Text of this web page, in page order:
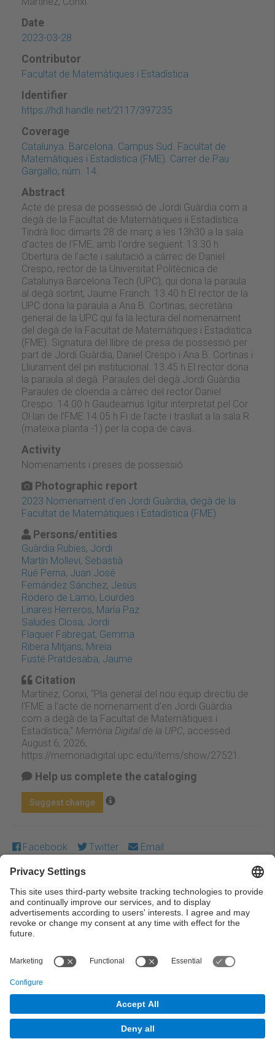
Date
2023-03-28
Contributor
Facultat de Matemàtiques i Estadística
Identifier
https://hdl.handle.net/2117/397235
Coverage
Catalunya. Barcelona. Campus Sud. Facultat de
Matemàtiques i Estadística (FME). Carrer de Pau
Gargallo, núm. 14.
Abstract
Acte de presa de possessió de Jordi Guàrdia com a
degà de la Facultat de Matemàtiques ii Estadística.
Tindrà lloc dimarts 28 de març a les 13h30 a la sala
d'actes de l'FME, amb l'ordre següent: 13.30 h
Obertura de l’acte i salutació a càrrec de Daniel
Crespo, rector de la Universitat Politècnica de
Catalunya·Barcelona Tech (UPC), qui dona la paraula
al degà sortint, Jaume Franch. 13.40 h El rector de la
UPC dona la paraula a Ana B. Cortinas, secretària
general de la UPC qui fa la lectura del nomenament
del degà de la Facultat de Matemàtiques i Estadística
(FME). Signatura del llibre de presa de possessió per
part de Jordi Guàrdia, Daniel Crespo i Ana B. Cortinas i
Lliurament del pin institucional. 13.45 h El rector dona
la paraula al degà. Paraules del degà Jordi Guàrdia.
Paraules de cloenda a càrrec del rector Daniel
Crespo. 14.00 h Gaudeamus Igitur interpretat pel Cor
Ol·lari de l’FME 14.05 h Fi de l’acte i trasllat a la sala R
(mateixa planta -1) per la copa de cava.
Activity
Nomenaments i preses de possessió
Photographic report
2023 Nomenament d'en Jordi Guàrdia, degà de la
Facultat de Matemàtiques i Estadística (FME)
Persons/entities
Guàrdia Rubies, Jordi
Martín Mollevi, Sebastià
Rué Perna, Juan José
Fernández Sánchez, Jesús
Rodero de Lamo, Lourdes
Linares Herreros, María Paz
Saludes Closa, Jordi
Flaquer Fabregat, Gemma
Ribera Mitjans, Mireia
Fusté Pratdesaba, Jaume
Citation
Martínez, Conxi, “Pla general del nou equip directiu de
l’FME a l’acte de nomenament d'en Jordi Guàrdia
com a degà de la Facultat de Matemàtiques i
Estadística,” Memòria Digital de la UPC, accessed
August 6, 2026,
https://memoriadigital.upc.edu/items/show/27521
Help us complete the cataloging
Suggest change
Facebook Twitter Email
Except where otherwise noted, content on this work is
licensed under a Creative Commons license:Attribution-
NonCommercial-NoDerivs 3.0 Spain
© UPC Universitat Politècnica de Catalunya ·